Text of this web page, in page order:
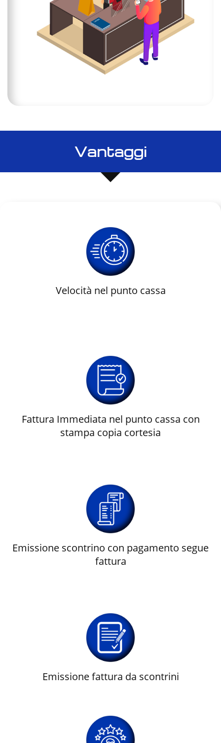
Vantaggi
Velocità nel punto cassa
Fattura Immediata nel punto cassa con
stampa copia cortesia
Emissione scontrino con pagamento segue
fattura
Emissione fattura da scontrini